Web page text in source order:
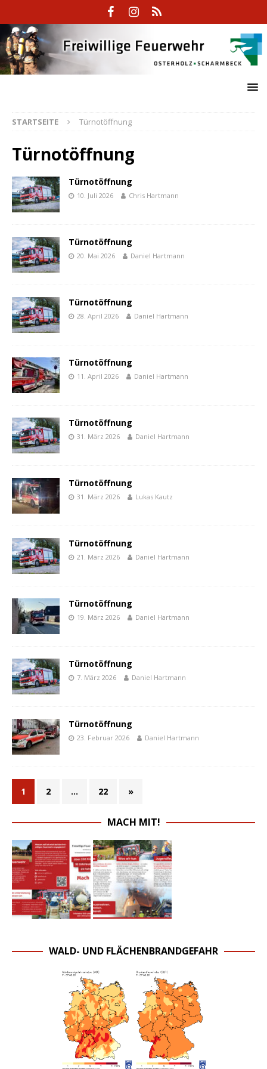
STARTSEITE Türnotöffnung
Türnotöffnung
Türnotöffnung
10. Juli 2026 Chris Hartmann
Türnotöffnung
20. Mai 2026 Daniel Hartmann
Türnotöffnung
28. April 2026 Daniel Hartmann
Türnotöffnung
11. April 2026 Daniel Hartmann
Türnotöffnung
31. März 2026 Daniel Hartmann
Türnotöffnung
31. März 2026 Lukas Kautz
Türnotöffnung
21. März 2026 Daniel Hartmann
Türnotöffnung
19. März 2026 Daniel Hartmann
Türnotöffnung
7. März 2026 Daniel Hartmann
Türnotöffnung
23. Februar 2026 Daniel Hartmann
1 2 … 22 »
MACH MIT!
WALD- UND FLÄCHENBRANDGEFAHR